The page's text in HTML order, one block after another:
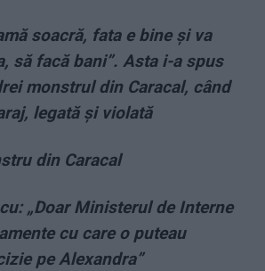
soacră, fata e bine și va
să facă bani”. Asta i-a spus
monstrul din Caracal, când
legată și violată
din Caracal
„Doar Ministerul de Interne
cu care o puteau
pe Alexandra”